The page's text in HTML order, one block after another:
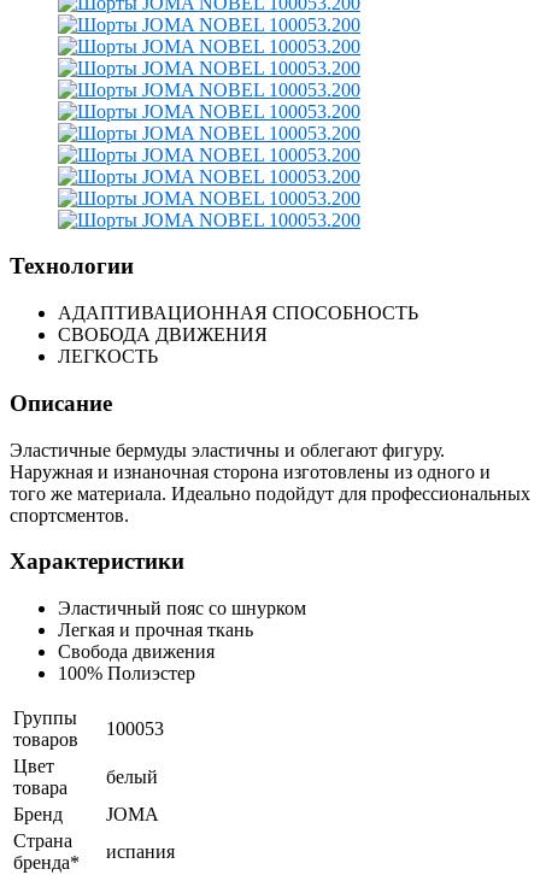
Технологии
АДАПТИВАЦИОННАЯ СПОСОБНОСТЬ
СВОБОДА ДВИЖЕНИЯ
ЛЕГКОСТЬ
Описание
Эластичные бермуды эластичны и облегают фигуру.
Наружная и изнаночная сторона изготовлены из одного и
того же материала. Идеально подойдут для профессиональных
спортсментов.
Характеристики
Эластичный пояс со шнурком
Легкая и прочная ткань
Свобода движения
100% Полиэстер
Группы
товаров
100053
Цвет
товара
белый
Бренд
JOMA
Страна
бренда*
испания